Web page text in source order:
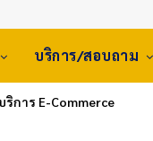
บริการ/สอบถาม
การ E-Commerce